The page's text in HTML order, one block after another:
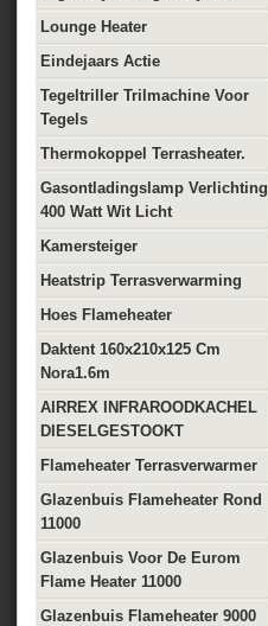
Lounge Heater
Eindejaars Actie
Tegeltriller Trilmachine Voor
Tegels
Thermokoppel Terrasheater.
Gasontladingslamp Verlichting
400 Watt Wit Licht
Kamersteiger
Heatstrip Terrasverwarming
Hoes Flameheater
Daktent 160x210x125 Cm
Nora1.6m
AIRREX INFRAROODKACHEL
DIESELGESTOOKT
Flameheater Terrasverwarmer
Glazenbuis Flameheater Rond
11000
Glazenbuis Voor De Eurom
Flame Heater 11000
Glazenbuis Flameheater 9000